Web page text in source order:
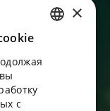
информационных
по размещению
ENGLISH
UKRAINIAN
×
с